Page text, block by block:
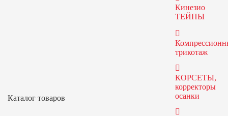
Каталог товаров
Кинезио
ТЕЙПЫ
трикотаж
КОРСЕТЫ,
корректоры
осанки